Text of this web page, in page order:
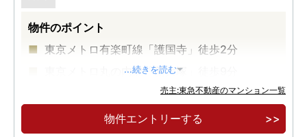
物件のポイント
東京メトロ有楽町線「護国寺」徒歩2分
東京メトロ丸の内線「新大塚」徒歩9分
南北に広がる開放的な眺め
...続きを読む
売主:東急不動産のマンション一覧
物件エントリーする